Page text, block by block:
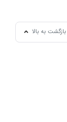
بازگشت به بالا